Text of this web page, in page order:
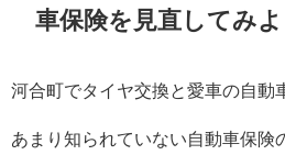
車保険を見直してみよ
河合町でタイヤ交換と愛車の自動
あまり知られていない自動車保険